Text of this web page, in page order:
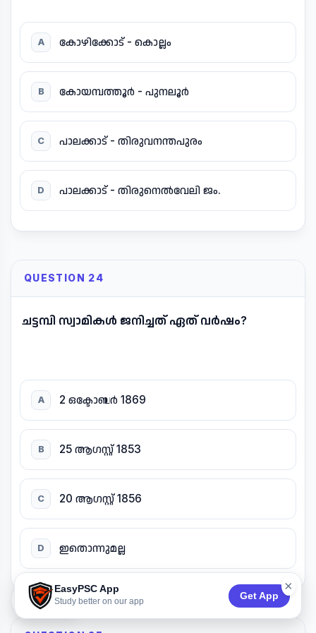
EasyPSC App
Study better on our app
Get App
×
74:53
A കോഴിക്കോട് - കൊല്ലം
B കോയമ്പത്തൂർ - പുനലൂർ
C പാലക്കാട് - തിരുവനന്തപുരം
D പാലക്കാട് - തിരുനെൽവേലി ജം.
QUESTION 24
ചട്ടമ്പി സ്വാമികൾ ജനിച്ചത് ഏത് വർഷം?
A 2 ഒക്ടോബർ 1869
B 25 ആഗസ്റ്റ് 1853
C 20 ആഗസ്റ്റ് 1856
D ഇതൊന്നുമല്ല